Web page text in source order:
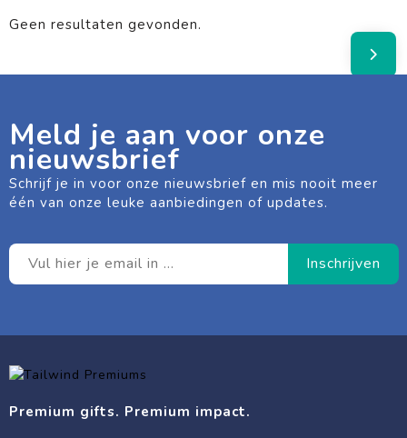
Geen resultaten gevonden.
Meld je aan voor onze
nieuwsbrief
Schrijf je in voor onze nieuwsbrief en mis nooit meer
één van onze leuke aanbiedingen of updates.
Premium gifts. Premium impact.